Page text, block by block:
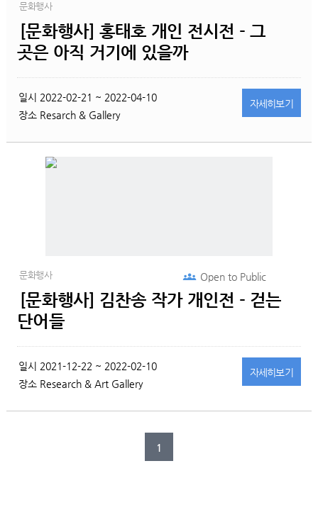
문화행사
[문화행사] 홍태호 개인 전시전 - 그
곳은 아직 거기에 있을까
일시 2022-02-21 ~ 2022-04-10
장소 Resarch & Gallery
자세히보기
문화행사
[문화행사] 김찬송 작가 개인전 - 걷는
단어들
Open toPublic
일시 2021-12-22 ~ 2022-02-10
장소 Research & Art Gallery
자세히보기
1